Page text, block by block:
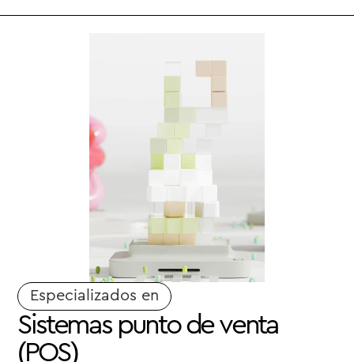
Especializados en
Sistemaspuntodeventa
(POS)